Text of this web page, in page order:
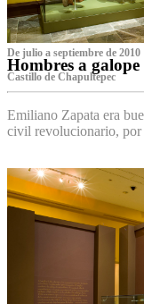
De julio a septiembre de 2010
Hombres a
Castillo de Chapultepec
Emiliano Zapata era
civil revolucionario,